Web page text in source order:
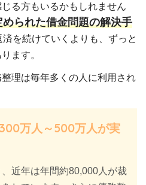
る方もいるかもしれません
られた借金問題の解決手
を続けていくよりも、ずっと
ます。
理は毎年多くの人に利用され
万人～500万人が実
近年は年間約80,000人が裁